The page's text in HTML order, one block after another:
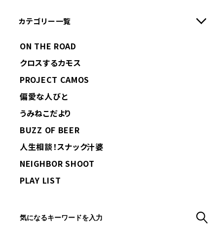
カテゴリー一覧
ON THE ROAD
クロスするカモス
PROJECT CAMOS
偏愛な人びと
うみねこだより
BUZZ OF BEER
人生相談！スナック汁婆
NEIGHBOR SHOOT
PLAY LIST